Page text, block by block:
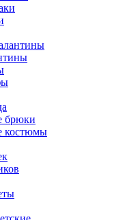
брюки
костюмы